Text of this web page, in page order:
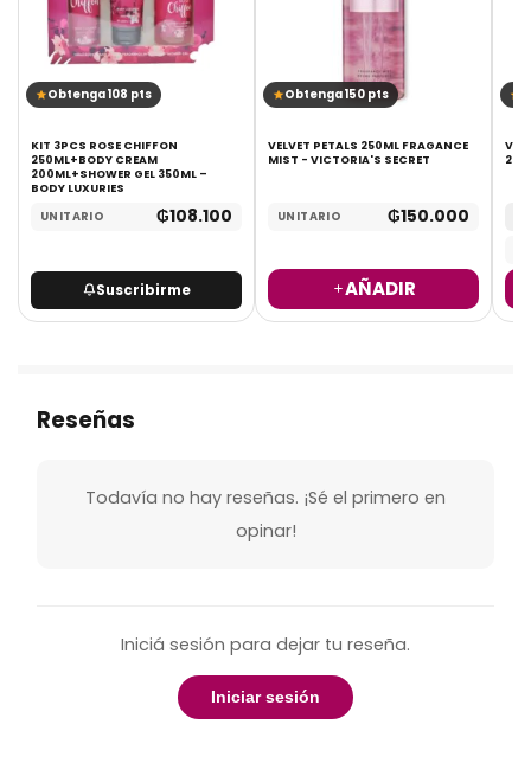
Obtenga 108 pts
KIT 3PCS ROSE CHIFFON
250ML+BODY CREAM
200ML+SHOWER GEL 350ML –
BODY LUXURIES
UNITARIO
₲108.100
Suscribirme
Obtenga 150 pts
VELVET PETALS 250ML FRAGANCE
MIST - VICTORIA'S SECRET
UNITARIO ₲150.000
AÑADIR
Reseñas
Todavía no hay reseñas. ¡Sé el primero en
opinar!
Iniciá sesión para dejar tu reseña.
Iniciar sesión